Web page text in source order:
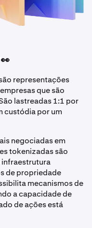
representações
que são
lastreadas 1:1 por
custódia por um
negociadas em
tokenizadas são
infraestrutura
de propriedade
mecanismos de
a capacidade de
de ações está